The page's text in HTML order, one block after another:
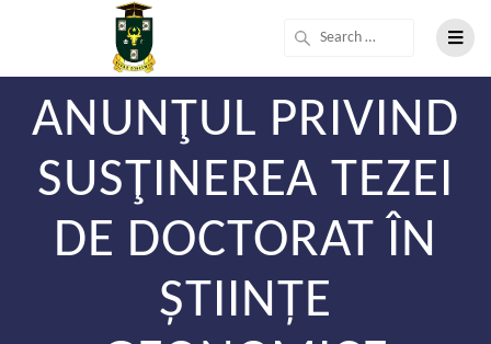
ANUNŢUL PRIVIND
SUSŢINEREA TEZEI
DE DOCTORAT ÎN
ȘTIINȚE